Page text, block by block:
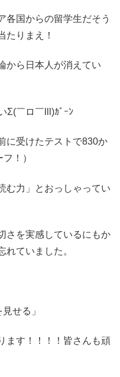
各国からの留学生だそう
たりまえ！
から日本人が消えてい
Σ(￣ロ￣lll)ｶﾞｰﾝ
に受けたテストで830か
！）
む力」とおっしゃってい
さを実感しているにもか
れていました。
せる」
ます！！！！皆さんも頑